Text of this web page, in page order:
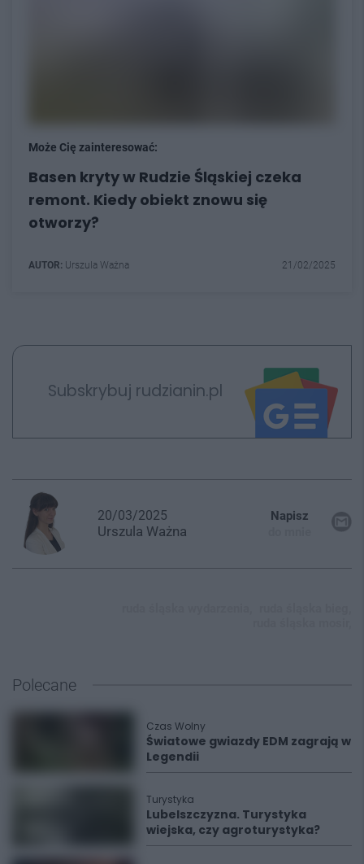
Może Cię zainteresować:
Basen kryty w Rudzie Śląskiej czeka
remont. Kiedy obiekt znowu się
otworzy?
AUTOR: Urszula Ważna 21/02/2025
Subskrybuj rudzianin.pl
20/03/2025
Urszula Ważna
Napisz
Polecane
Czas Wolny
Światowe gwiazdy EDM zagrają w
Legendii
Turystyka
Lubelszczyzna. Turystyka
wiejska, czy agroturystyka?